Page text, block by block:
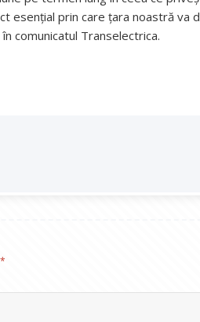
esențial prin care țara noastră va
comunicatul Transelectrica.
*